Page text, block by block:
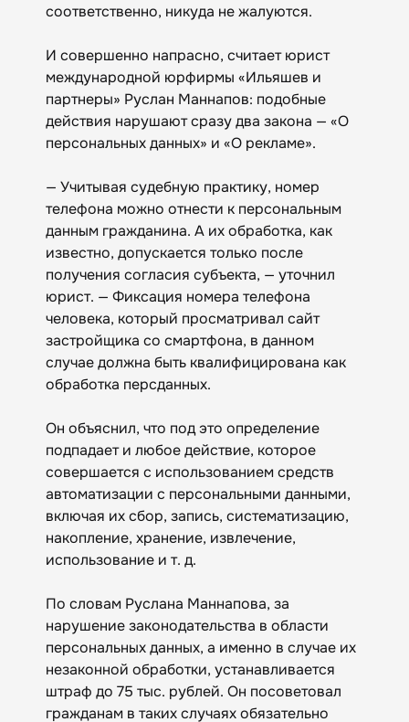
соответственно, никуда не жалуются.
И совершенно напрасно, считает юрист
международной юрфирмы «Ильяшев и
партнеры» Руслан Маннапов: подобные
действия нарушают сразу два закона — «О
персональных данных» и «О рекламе».
— Учитывая судебную практику, номер
телефона можно отнести к персональным
данным гражданина. А их обработка, как
известно, допускается только после
получения согласия субъекта, — уточнил
юрист. — Фиксация номера телефона
человека, который просматривал сайт
застройщика со смартфона, в данном
случае должна быть квалифицирована как
обработка персданных.
Он объяснил, что под это определение
подпадает и любое действие, которое
совершается с использованием средств
автоматизации с персональными данными,
включая их сбор, запись, систематизацию,
накопление, хранение, извлечение,
использование и т. д.
По словам Руслана Маннапова, за
нарушение законодательства в области
персональных данных, а именно в случае их
незаконной обработки, устанавливается
штраф до 75 тыс. рублей. Он посоветовал
гражданам в таких случаях обязательно